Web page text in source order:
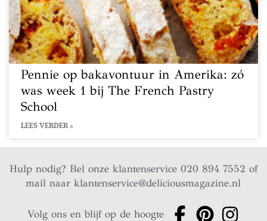
Pennie op bakavontuur in Amerika: zó
was week 1 bij The French Pastry
School
LEES VERDER »
Hulp nodig? Bel onze klantenservice 020 894 7552 of
mail naarklantenservice@deliciousmagazine.nl
Volg ons en blijf op de hoogte